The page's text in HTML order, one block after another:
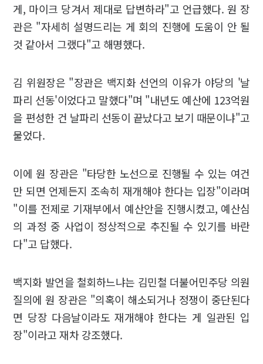
게, 마이크 당겨서 제대로 답변하라"고 언급했다. 원 장
관은 "자세히 설명드리는 게 회의 진행에 도움이 안 될
것 같아서 그랬다"고 해명했다.
김 위원장은 "장관은 백지화 선언의 이유가 야당의 '날
파리 선동'이었다고 말했다"며 "내년도 예산에 123억원
을 편성한 건 날파리 선동이 끝났다고 보기 때문이냐"고
물었다.
이에 원 장관은 "타당한 노선으로 진행될 수 있는 여건
만 되면 언제든지 조속히 재개해야 한다는 입장"이라며
"이를 전제로 기재부에서 예산안을 진행시켰고, 예산심
의 과정 중 사업이 정상적으로 추진될 수 있기를 바란
다"고 답했다.
백지화 발언을 철회하느냐는 김민철 더불어민주당 의원
질의에 원 장관은 "의혹이 해소되거나 정쟁이 중단된다
면 당장 다음날이라도 재개해야 한다는 게 일관된 입
장"이라고 재차 강조했다.